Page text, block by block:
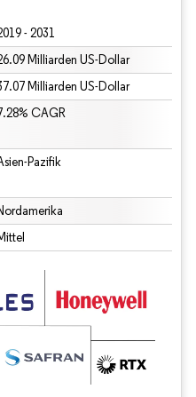
- 2031
Milliarden US-Dollar
Milliarden US-Dollar
CAGR
Pazifik
erfordert Namensnennung